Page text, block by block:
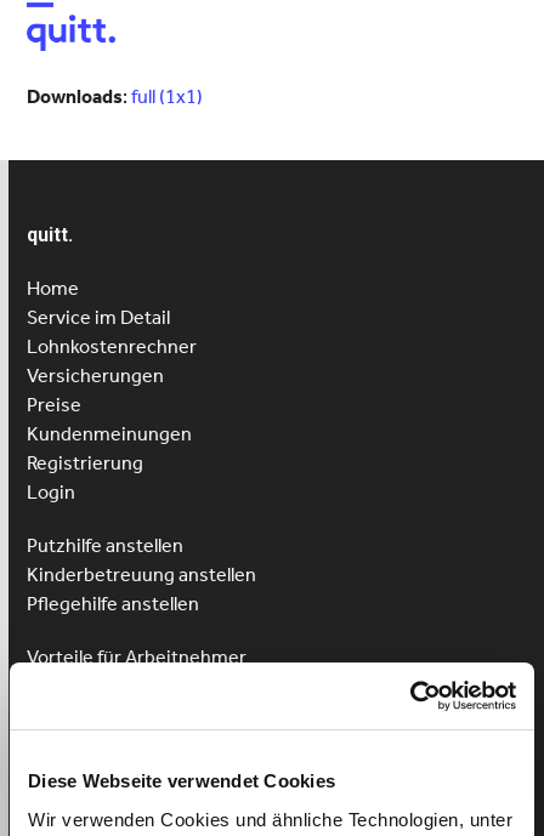
Diese Webseite verwendet Cookies
Wir verwenden Cookies und ähnliche Technologien, unter
Open
mobile
menu
Close
mobile
menu
Downloads:full (1x1)
quitt.
Home
Service im Detail
Lohnkostenrechner
Versicherungen
Preise
Kundenmeinungen
Registrierung
Login
Putzhilfe anstellen
Kinderbetreuung anstellen
Pflegehilfe anstellen
Vorteile für Arbeitnehmer